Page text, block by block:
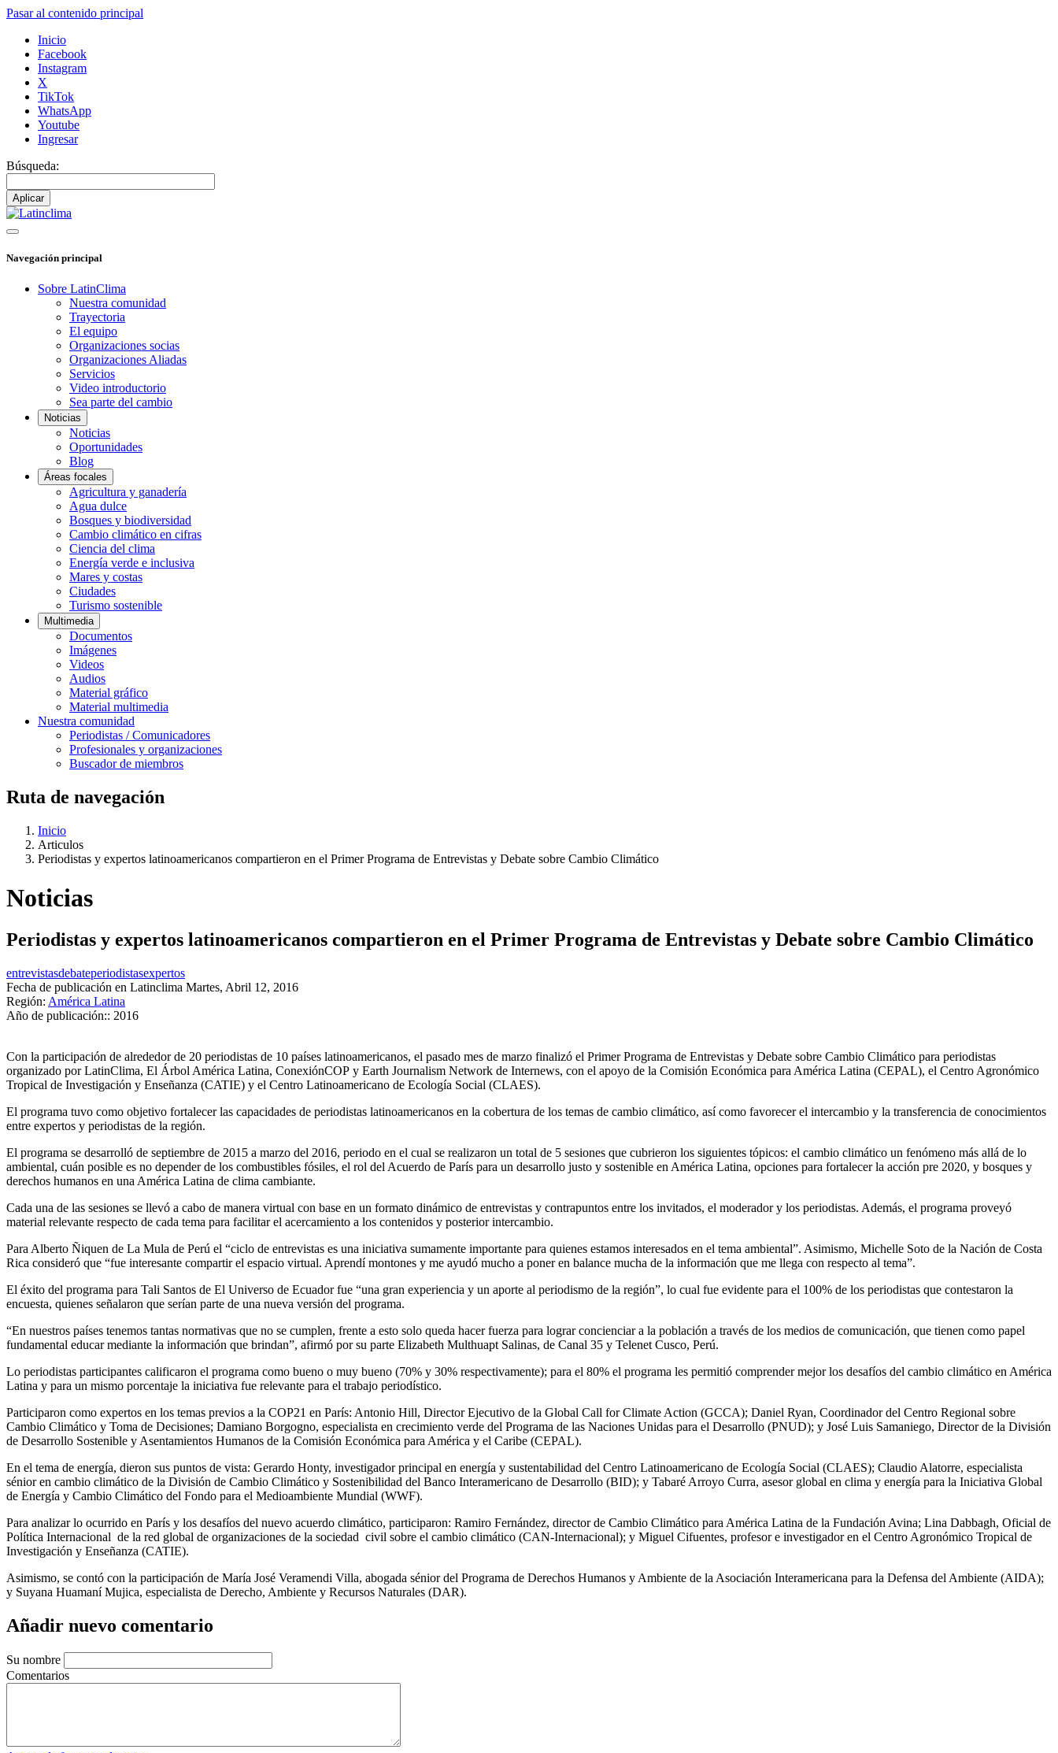
Pasar al contenido principal
Inicio
Facebook
Instagram
X
TikTok
WhatsApp
Youtube
Ingresar
Búsqueda:
Navegación principal
Sobre LatinClima
Nuestra comunidad
Trayectoria
El equipo
Organizaciones socias
Organizaciones Aliadas
Servicios
Video introductorio
Sea parte del cambio
Noticias
Noticias
Oportunidades
Blog
Áreas focales
Agricultura y ganadería
Agua dulce
Bosques y biodiversidad
Cambio climático en cifras
Ciencia del clima
Energía verde e inclusiva
Mares y costas
Ciudades
Turismo sostenible
Multimedia
Documentos
Imágenes
Videos
Audios
Material gráfico
Material multimedia
Nuestra comunidad
Periodistas / Comunicadores
Profesionales y organizaciones
Buscador de miembros
Ruta de navegación
Inicio
Articulos
Periodistas y expertos latinoamericanos compartieron en el Primer Programa de Entrevistas y Debate sobre Cambio Climático
Noticias
Periodistas y expertos latinoamericanos compartieron en el Primer Programa de Entrevistas y Debate sobre Cambio Climático
entrevistasdebateperiodistasexpertos
Fecha de publicación en Latinclima Martes, Abril 12, 2016
Región: América Latina
Año de publicación:: 2016
Con la participación de alrededor de 20 periodistas de 10 países latinoamericanos, el pasado mes de marzo finalizó el Primer Programa de Entrevistas y Debate sobre Cambio Climático para periodistas
organizado por LatinClima, El Árbol América Latina, ConexiónCOP y Earth Journalism Network de Internews, con el apoyo de la Comisión Económica para América Latina (CEPAL), el Centro Agronómico
Tropical de Investigación y Enseñanza (CATIE) y el Centro Latinoamericano de Ecología Social (CLAES).
El programa tuvo como objetivo fortalecer las capacidades de periodistas latinoamericanos en la cobertura de los temas de cambio climático, así como favorecer el intercambio y la transferencia de conocimientos
entre expertos y periodistas de la región.
El programa se desarrolló de septiembre de 2015 a marzo del 2016, periodo en el cual se realizaron un total de 5 sesiones que cubrieron los siguientes tópicos: el cambio climático un fenómeno más allá de lo
ambiental, cuán posible es no depender de los combustibles fósiles, el rol del Acuerdo de París para un desarrollo justo y sostenible en América Latina, opciones para fortalecer la acción pre 2020, y bosques y
derechos humanos en una América Latina de clima cambiante.
Cada una de las sesiones se llevó a cabo de manera virtual con base en un formato dinámico de entrevistas y contrapuntos entre los invitados, el moderador y los periodistas. Además, el programa proveyó
material relevante respecto de cada tema para facilitar el acercamiento a los contenidos y posterior intercambio.
Para Alberto Ñiquen de La Mula de Perú el “ciclo de entrevistas es una iniciativa sumamente importante para quienes estamos interesados en el tema ambiental”. Asimismo, Michelle Soto de la Nación de Costa
Rica consideró que “fue interesante compartir el espacio virtual. Aprendí montones y me ayudó mucho a poner en balance mucha de la información que me llega con respecto al tema”.
El éxito del programa para Tali Santos de El Universo de Ecuador fue “una gran experiencia y un aporte al periodismo de la región”, lo cual fue evidente para el 100% de los periodistas que contestaron la
encuesta, quienes señalaron que serían parte de una nueva versión del programa.
“En nuestros países tenemos tantas normativas que no se cumplen, frente a esto solo queda hacer fuerza para lograr concienciar a la población a través de los medios de comunicación, que tienen como papel
fundamental educar mediante la información que brindan”, afirmó por su parte Elizabeth Multhuapt Salinas, de Canal 35 y Telenet Cusco, Perú.
Lo periodistas participantes calificaron el programa como bueno o muy bueno (70% y 30% respectivamente); para el 80% el programa les permitió comprender mejor los desafíos del cambio climático en América
Latina y para un mismo porcentaje la iniciativa fue relevante para el trabajo periodístico.
Participaron como expertos en los temas previos a la COP21 en París: Antonio Hill, Director Ejecutivo de la Global Call for Climate Action (GCCA); Daniel Ryan, Coordinador del Centro Regional sobre
Cambio Climático y Toma de Decisiones; Damiano Borgogno, especialista en crecimiento verde del Programa de las Naciones Unidas para el Desarrollo (PNUD); y José Luis Samaniego, Director de la División
de Desarrollo Sostenible y Asentamientos Humanos de la Comisión Económica para América y el Caribe (CEPAL).
En el tema de energía, dieron sus puntos de vista: Gerardo Honty, investigador principal en energía y sustentabilidad del Centro Latinoamericano de Ecología Social (CLAES); Claudio Alatorre, especialista
sénior en cambio climático de la División de Cambio Climático y Sostenibilidad del Banco Interamericano de Desarrollo (BID); y Tabaré Arroyo Curra, asesor global en clima y energía para la Iniciativa Global
de Energía y Cambio Climático del Fondo para el Medioambiente Mundial (WWF).
Para analizar lo ocurrido en París y los desafíos del nuevo acuerdo climático, participaron: Ramiro Fernández, director de Cambio Climático para América Latina de la Fundación Avina; Lina Dabbagh, Oficial de
Política Internacional de la red global de organizaciones de la sociedad civil sobre el cambio climático (CAN-Internacional); y Miguel Cifuentes, profesor e investigador en el Centro Agronómico Tropical de
Investigación y Enseñanza (CATIE).
Asimismo, se contó con la participación de María José Veramendi Villa, abogada sénior del Programa de Derechos Humanos y Ambiente de la Asociación Interamericana para la Defensa del Ambiente (AIDA);
y Suyana Huamaní Mujica, especialista de Derecho, Ambiente y Recursos Naturales (DAR).
Añadir nuevo comentario
Su nombre
Comentarios